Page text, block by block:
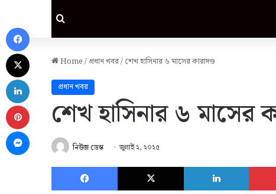
Search for
Home/প্রধান খবর/শেখ হাসিনার ৬ মাসের কারাদণ্ড
প্রধান খবর
শেখ হাসিনার ৬ মাসের
নিউজ ডেস্ক জুলাই ২, ২০২৫
Facebook X
Facebook
LinkedIn
Pinterest